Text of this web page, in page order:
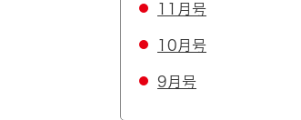
11月号
10月号
9月号